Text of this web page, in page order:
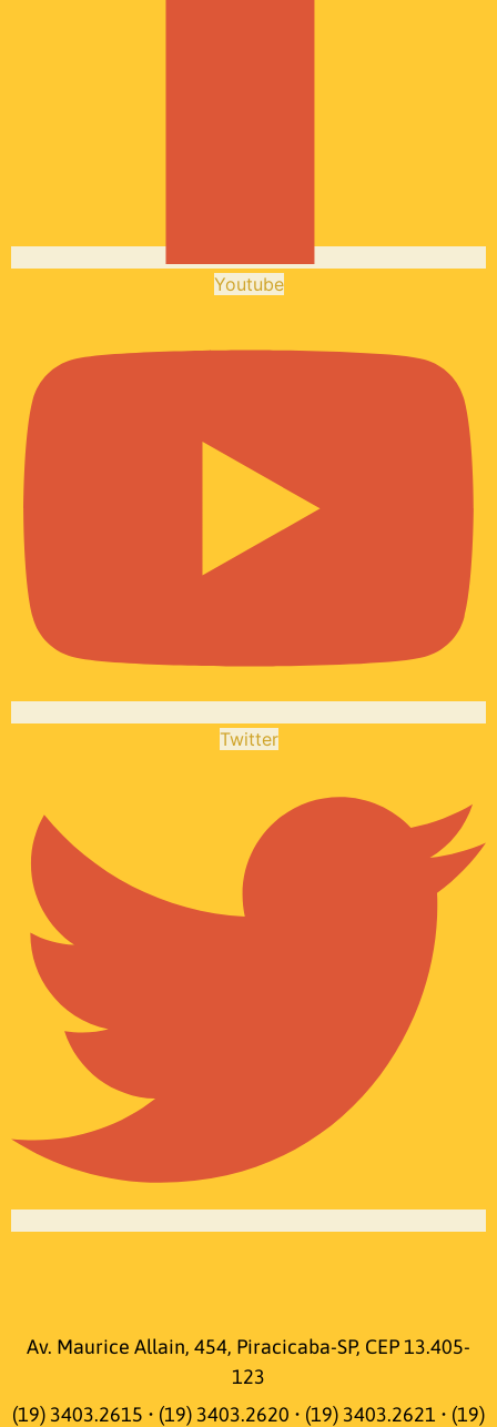
Youtube
Twitter
Av. Maurice Allain, 454, Piracicaba-SP, CEP 13.405-
123
(19) 3403.2615 • (19) 3403.2620 • (19) 3403.2621 • (19)